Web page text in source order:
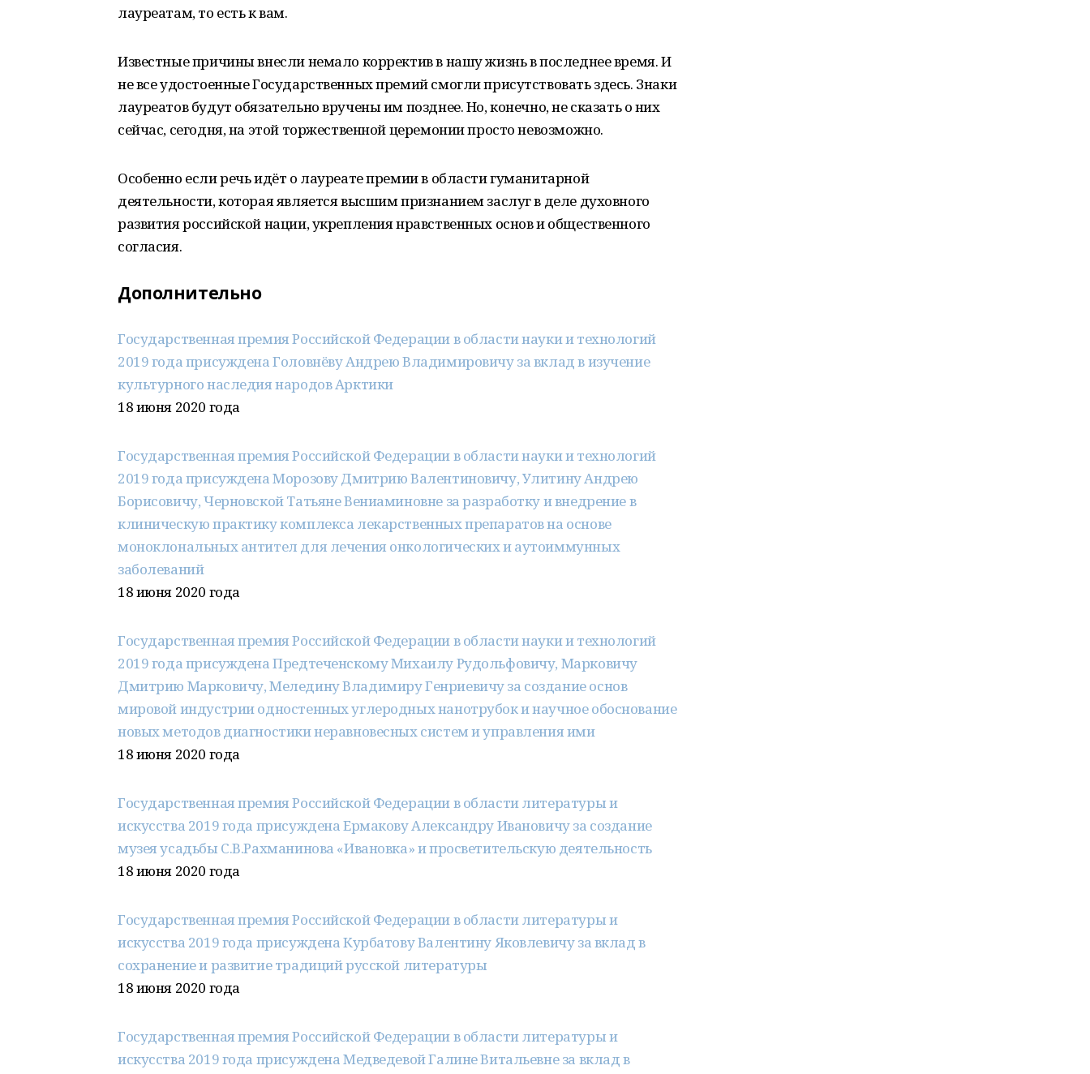
лауреатам, то есть к вам.
Известные причины внесли немало корректив в нашу жизнь в последнее время. И
не все удостоенные Государственных премий смогли присутствовать здесь. Знаки
лауреатов будут обязательно вручены им позднее. Но, конечно, не сказать о них
сейчас, сегодня, на этой торжественной церемонии просто невозможно.
Особенно если речь идёт о лауреате премии в области гуманитарной
деятельности, которая является высшим признанием заслуг в деле духовного
развития российской нации, укрепления нравственных основ и общественного
согласия.
Дополнительно
Государственная премия Российской Федерации в области науки и технологий
2019 года присуждена Головнёву Андрею Владимировичу за вклад в изучение
культурного наследия народов Арктики
18 июня 2020 года
Государственная премия Российской Федерации в области науки и технологий
2019 года присуждена Морозову Дмитрию Валентиновичу, Улитину Андрею
Борисовичу, Черновской Татьяне Вениаминовне за разработку и внедрение в
клиническую практику комплекса лекарственных препаратов на основе
моноклональных антител для лечения онкологических и аутоиммунных
заболеваний
18 июня 2020 года
Государственная премия Российской Федерации в области науки и технологий
2019 года присуждена Предтеченскому Михаилу Рудольфовичу, Марковичу
Дмитрию Марковичу, Меледину Владимиру Генриевичу за создание основ
мировой индустрии одностенных углеродных нанотрубок и научное обоснование
новых методов диагностики неравновесных систем и управления ими
18 июня 2020 года
Государственная премия Российской Федерации в области литературы и
искусства 2019 года присуждена Ермакову Александру Ивановичу за создание
музея усадьбы С.В.Рахманинова «Ивановка» и просветительскую деятельность
18 июня 2020 года
Государственная премия Российской Федерации в области литературы и
искусства 2019 года присуждена Курбатову Валентину Яковлевичу за вклад в
сохранение и развитие традиций русской литературы
18 июня 2020 года
Государственная премия Российской Федерации в области литературы и
искусства 2019 года присуждена Медведевой Галине Витальевне за вклад в